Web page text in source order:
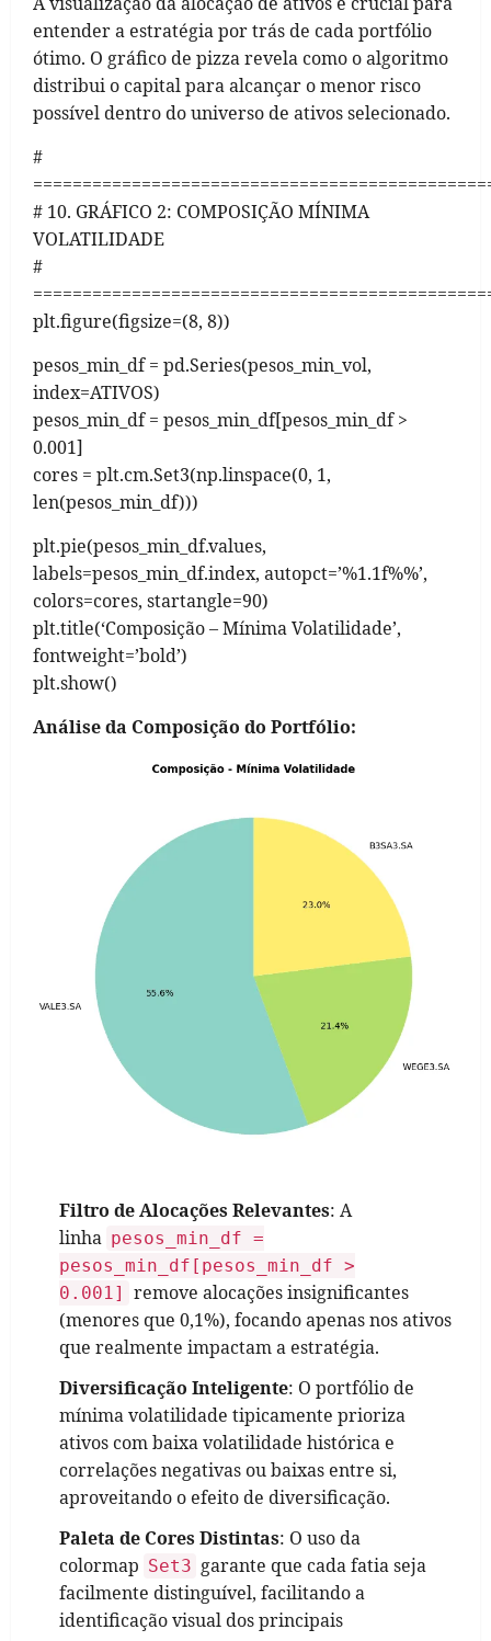
entender a estratégia por trás de cada portfólio
ótimo. O gráfico de pizza revela como o algoritmo
distribui o capital para alcançar o menor risco
possível dentro do universo de ativos selecionado.
#
# 10. GRÁFICO 2: COMPOSIÇÃO MÍNIMA
VOLATILIDADE
#
plt.figure(figsize=(8, 8))
pesos_min_df = pd.Series(pesos_min_vol,
index=ATIVOS)
pesos_min_df = pesos_min_df[pesos_min_df >
0.001]
cores = plt.cm.Set3(np.linspace(0, 1,
len(pesos_min_df)))
plt.pie(pesos_min_df.values,
labels=pesos_min_df.index, autopct=’%1.1f%%’,
colors=cores, startangle=90)
plt.title(‘Composição – Mínima Volatilidade’,
fontweight=’bold’)
plt.show()
Análise da Composição do Portfólio:
Filtro de Alocações Relevantes: A
linha pesos_min_df =
pesos_min_df[pesos_min_df >
0.001]
remove alocações insignificantes
(menores que 0,1%), focando apenas nos ativos
que realmente impactam a estratégia.
Diversificação Inteligente: O portfólio de
mínima volatilidade tipicamente prioriza
ativos com baixa volatilidade histórica e
correlações negativas ou baixas entre si,
aproveitando o efeito de diversificação.
Paleta de Cores Distintas: O uso da
colormap Set3 garante que cada fatia seja
facilmente distinguível, facilitando a
identificação visual dos principais